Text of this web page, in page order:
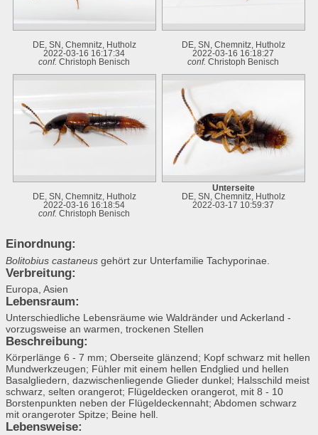
DE, SN, Chemnitz, Hutholz
2022-03-16 16:17:34
conf. Christoph Benisch
DE, SN, Chemnitz, Hutholz
2022-03-16 16:18:27
conf. Christoph Benisch
DE, SN, Chemnitz, Hutholz
2022-03-16 16:18:54
conf. Christoph Benisch
Unterseite
DE, SN, Chemnitz, Hutholz
2022-03-17 10:59:37
Einordnung:
Bolitobius castaneus gehört zur Unterfamilie Tachyporinae.
Verbreitung:
Europa, Asien
Lebensraum:
Unterschiedliche Lebensräume wie Waldränder und Ackerland -
vorzugsweise an warmen, trockenen Stellen
Beschreibung:
Körperlänge 6 - 7 mm; Oberseite glänzend; Kopf schwarz mit hellen
Mundwerkzeugen; Fühler mit einem hellen Endglied und hellen
Basalgliedern, dazwischenliegende Glieder dunkel; Halsschild meist
schwarz, selten orangerot; Flügeldecken orangerot, mit 8 - 10
Borstenpunkten neben der Flügeldeckennaht; Abdomen schwarz
mit orangeroter Spitze; Beine hell.
Lebensweise: